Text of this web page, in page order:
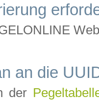
an die
der